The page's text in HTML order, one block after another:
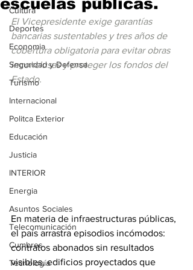
Cultura
Deportes
Economia
Seguridad y Defensa
Turismo
Internacional
Politca Exterior
Educación
Justicia
INTERIOR
Energia
Asuntos Sociales
Telecomunicación
Cumbres
Tecnología
El Vicepresidente exige garantías
bancarias sustentables y tres años de
cobertura obligatoria para evitar obras
inconclusas y proteger los fondos del
Estado.
En materia de infraestructuras públicas,
el país arrastra episodios incómodos:
contratos abonados sin resultados
visibles, edificios proyectados que